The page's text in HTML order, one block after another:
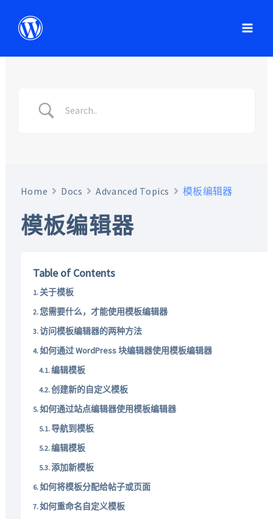
Home Docs Advanced Topics 模板编辑器
模板编辑器
Table of Contents
关于模板
您需要什么，才能使用模板编辑器
访问模板编辑器的两种方法
如何通过 WordPress 块编辑器使用模板编辑器
编辑模板
创建新的自定义模板
如何通过站点编辑器使用模板编辑器
导航到模板
编辑模板
添加新模板
如何将模板分配给帖子或页面
如何重命名自定义模板